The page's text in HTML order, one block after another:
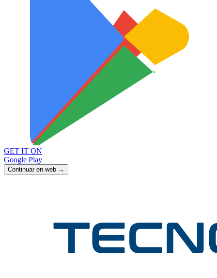
GET IT ON
Google Play
Continuar en web →